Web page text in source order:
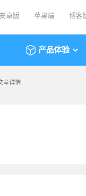
安卓版 苹果端 博客
产品体验
章详情